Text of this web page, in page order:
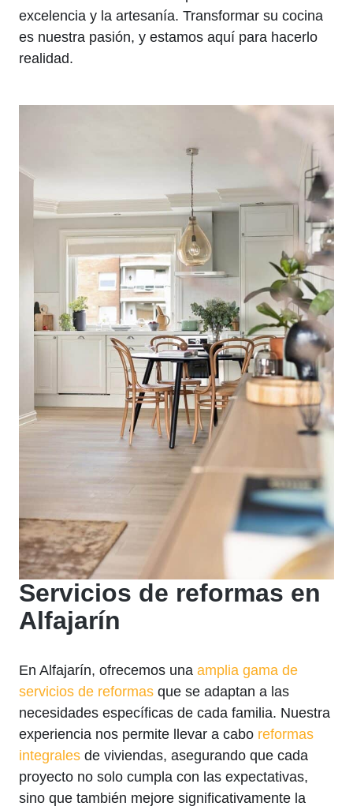
excelencia y la artesanía. Transformar su cocina
es nuestra pasión, y estamos aquí para hacerlo
realidad.
Servicios de reformas en
Alfajarín
En Alfajarín, ofrecemos una amplia gama de
servicios de reformas que se adaptan a las
necesidades específicas de cada familia. Nuestra
experiencia nos permite llevar a cabo reformas
integrales de viviendas, asegurando que cada
proyecto no solo cumpla con las expectativas,
sino que también mejore significativamente la